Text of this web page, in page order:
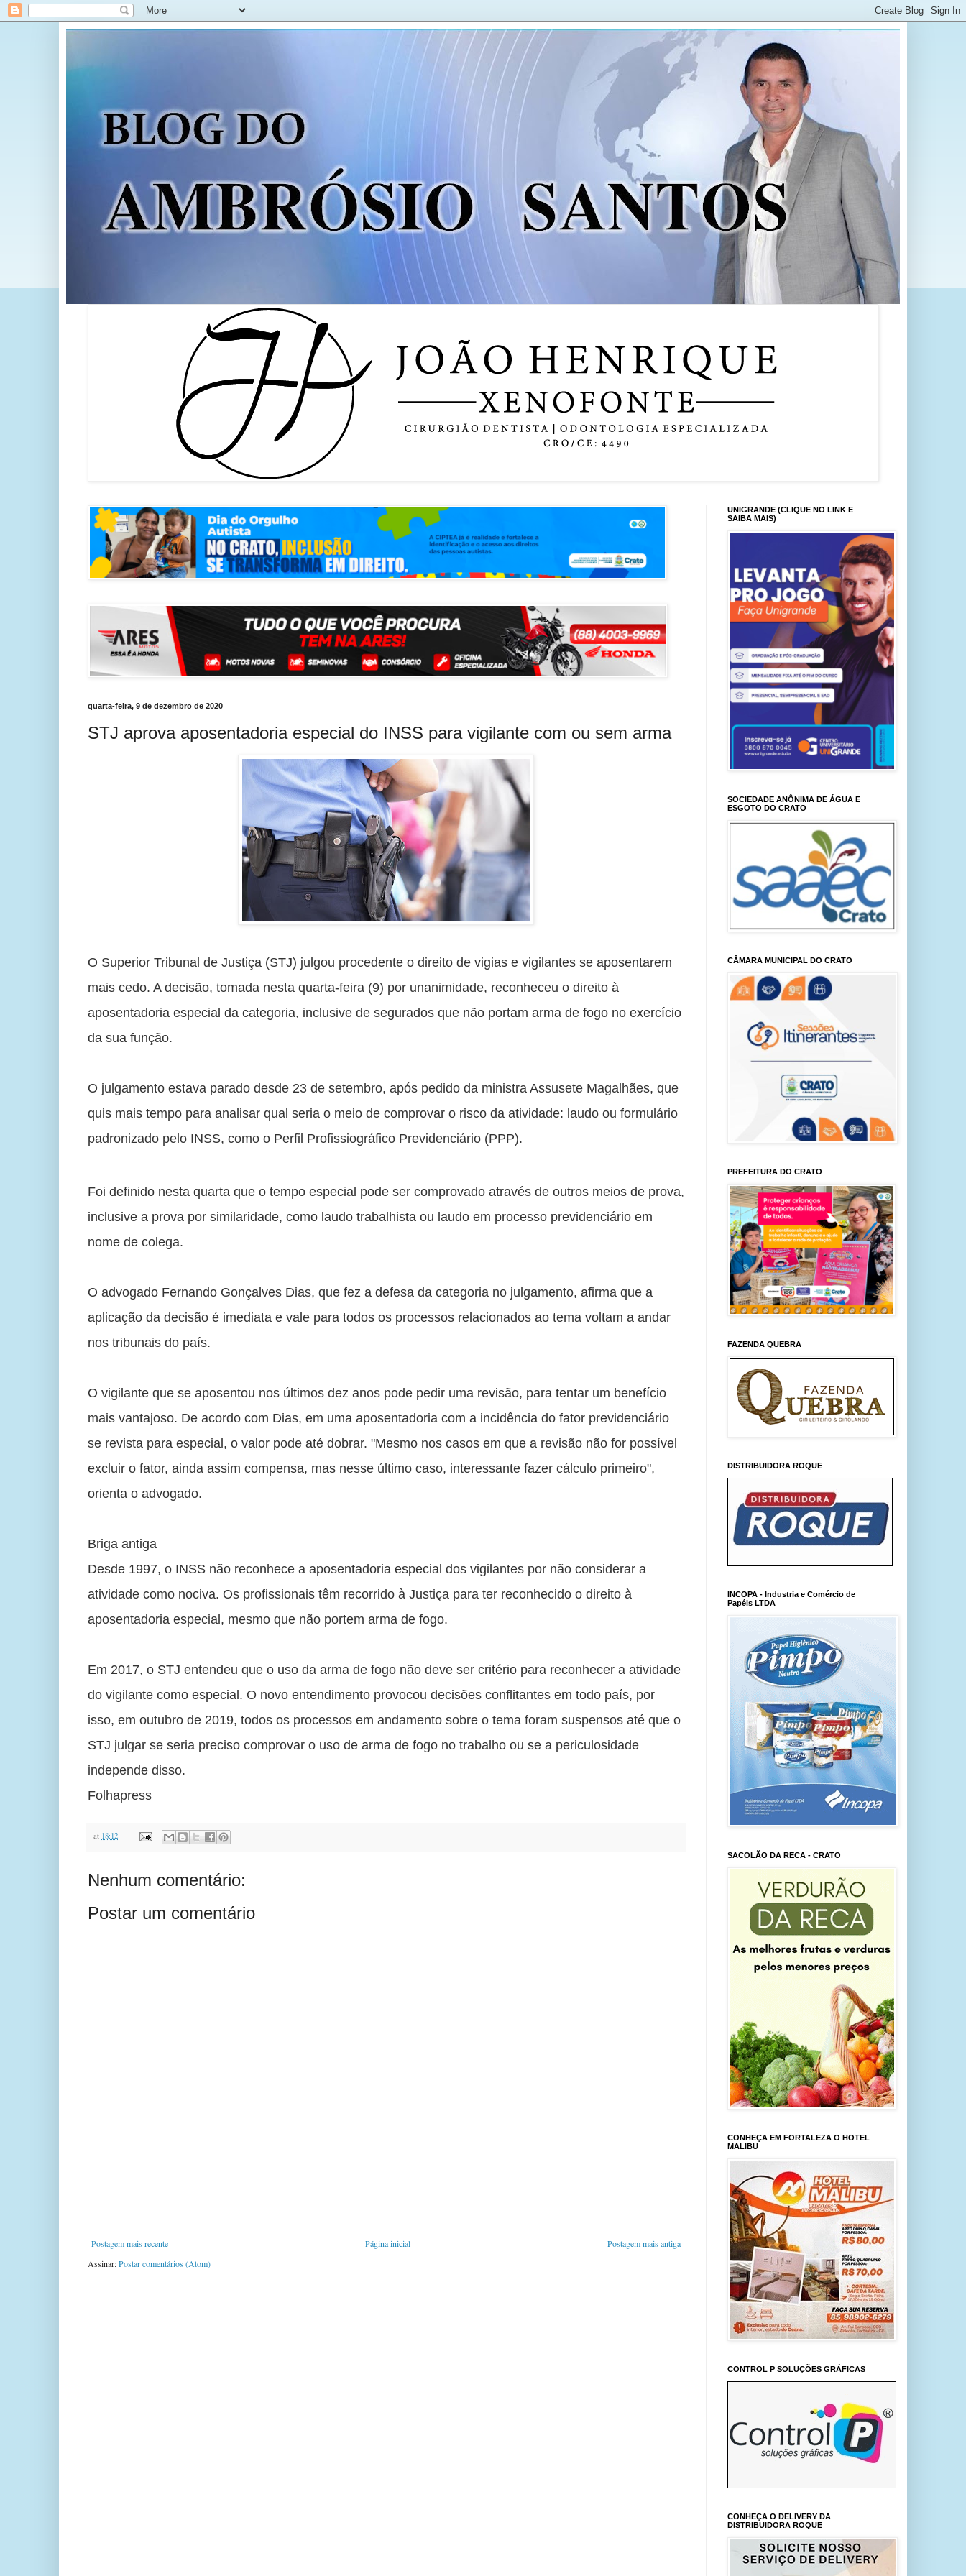
quarta-feira, 9 de dezembro de 2020
STJ aprova aposentadoria especial do INSS para vigilante com ou sem arma
O Superior Tribunal de Justiça (STJ) julgou procedente o direito de vigias e vigilantes se aposentarem
mais cedo. A decisão, tomada nesta quarta-feira (9) por unanimidade, reconheceu o direito à
aposentadoria especial da categoria, inclusive de segurados que não portam arma de fogo no exercício
da sua função.
O julgamento estava parado desde 23 de setembro, após pedido da ministra Assusete Magalhães, que
quis mais tempo para analisar qual seria o meio de comprovar o risco da atividade: laudo ou formulário
padronizado pelo INSS, como o Perfil Profissiográfico Previdenciário (PPP).
Foi definido nesta quarta que o tempo especial pode ser comprovado através de outros meios de prova,
inclusive a prova por similaridade, como laudo trabalhista ou laudo em processo previdenciário em
nome de colega.
O advogado Fernando Gonçalves Dias, que fez a defesa da categoria no julgamento, afirma que a
aplicação da decisão é imediata e vale para todos os processos relacionados ao tema voltam a andar
nos tribunais do país.
O vigilante que se aposentou nos últimos dez anos pode pedir uma revisão, para tentar um benefício
mais vantajoso. De acordo com Dias, em uma aposentadoria com a incidência do fator previdenciário
se revista para especial, o valor pode até dobrar. "Mesmo nos casos em que a revisão não for possível
excluir o fator, ainda assim compensa, mas nesse último caso, interessante fazer cálculo primeiro",
orienta o advogado.
Briga antiga
Desde 1997, o INSS não reconhece a aposentadoria especial dos vigilantes por não considerar a
atividade como nociva. Os profissionais têm recorrido à Justiça para ter reconhecido o direito à
aposentadoria especial, mesmo que não portem arma de fogo.
Em 2017, o STJ entendeu que o uso da arma de fogo não deve ser critério para reconhecer a atividade
do vigilante como especial. O novo entendimento provocou decisões conflitantes em todo país, por
isso, em outubro de 2019, todos os processos em andamento sobre o tema foram suspensos até que o
STJ julgar se seria preciso comprovar o uso de arma de fogo no trabalho ou se a periculosidade
independe disso.
Folhapress
at 18:12
Nenhum comentário:
Postar um comentário
Postagem mais recente Postagem mais antiga
Página inicial
Assinar:Postar comentários (Atom)
UNIGRANDE (CLIQUE NO LINK E
SAIBA MAIS)
SOCIEDADE ANÔNIMA DE ÁGUA E
ESGOTO DO CRATO
CÂMARA MUNICIPAL DO CRATO
PREFEITURA DO CRATO
FAZENDA QUEBRA
DISTRIBUIDORA ROQUE
INCOPA - Industria e Comércio de
Papéis LTDA
SACOLÃO DA RECA - CRATO
CONHEÇA EM FORTALEZA O HOTEL
MALIBU
CONTROL P SOLUÇÕES GRÁFICAS
CONHEÇA O DELIVERY DA
DISTRIBUIDORA ROQUE